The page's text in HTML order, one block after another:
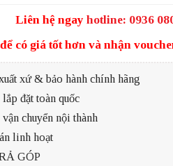
Liên hệ ngay hotline: 0936
để có giá tốt hơn và nhận
xứ & bảo hành chính hãng
đặt toàn quốc
chuyển nội thành
linh hoạt
GÓP